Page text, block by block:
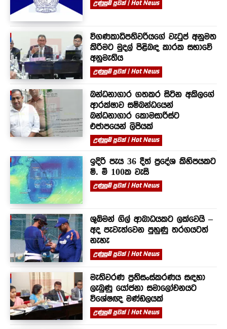
උණුසුම් පුවත් | Hot News
විගණකාධිපතිවරියගේ වැටුප් අනුමත
කිරීමට මුදල් පිළිබඳ කාරක සභාවේ
අනුමැතිය
උණුසුම් පුවත් | Hot News
බන්ධනාගාර ගතකර සිටින අකිලගේ
ආරක්ෂාව සම්බන්ධයෙන්
බන්ධනාගාර කොමසාරිස්ට
එජාපයෙන් ලිපියක්
උණුසුම් පුවත් | Hot News
ඉදිරි පැය 36 දීත් ප්‍රදේශ කිහිපයකට
මි. මී 100ක වැසි
උණුසුම් පුවත් | Hot News
ශුබ්මන් ගිල් ආබාධයකට ලක්වෙයි –
අද පැවැත්වෙන පුහුණු තරගයටත්
නැහැ
උණුසුම් පුවත් | Hot News
මැතිවරණ ප්‍රතිසංස්කරණය සඳහා
ලැබුණු යෝජනා සමාලෝචනයට
විශේෂඥ මණ්ඩලයක්
උණුසුම් පුවත් | Hot News